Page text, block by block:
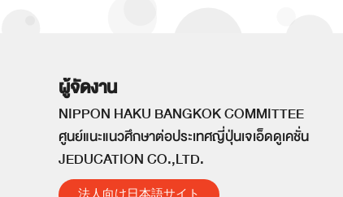
ผู้จัดงาน
NIPPON HAKU BANGKOK COMMITTEE
ศูนย์แนะแนวศึกษาต่อประเทศญี่ปุ่นเจเอ็ดดูเคชั่น
JEDUCATION CO.,LTD.